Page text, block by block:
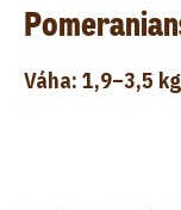
Váha: 1,9–3,5 kg